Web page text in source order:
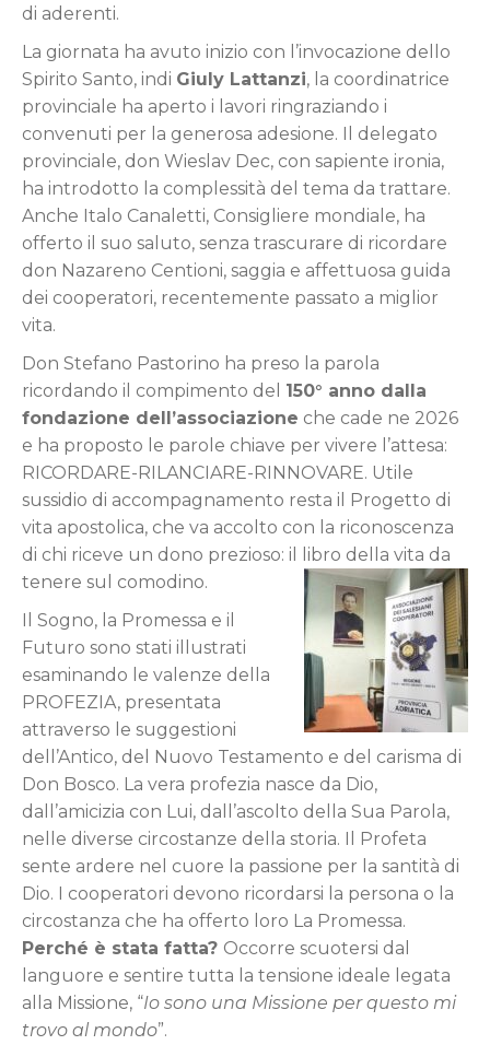
di aderenti.
La giornata ha avuto inizio con l’invocazione dello
Spirito Santo, indi Giuly Lattanzi, la coordinatrice
provinciale ha aperto i lavori ringraziando i
convenuti per la generosa adesione. Il delegato
provinciale, don Wieslav Dec, con sapiente ironia,
ha introdotto la complessità del tema da trattare.
Anche Italo Canaletti, Consigliere mondiale, ha
offerto il suo saluto, senza trascurare di ricordare
don Nazareno Centioni, saggia e affettuosa guida
dei cooperatori, recentemente passato a miglior
vita.
Don Stefano Pastorino ha preso la parola
ricordando il compimento del 150° anno dalla
fondazione dell’associazione che cade ne 2026
e ha proposto le parole chiave per vivere l’attesa:
RICORDARE-RILANCIARE-RINNOVARE. Utile
sussidio di accompagnamento resta il Progetto di
vita apostolica, che va accolto con la riconoscenza
di chi riceve un dono prezioso: il libro della vita da
tenere sul comodino.
Il Sogno, la Promessa e il
Futuro sono stati illustrati
esaminando le valenze della
PROFEZIA, presentata
attraverso le suggestioni
dell’Antico, del Nuovo Testamento e del carisma di
Don Bosco. La vera profezia nasce da Dio,
dall’amicizia con Lui, dall’ascolto della Sua Parola,
nelle diverse circostanze della storia. Il Profeta
sente ardere nel cuore la passione per la santità di
Dio. I cooperatori devono ricordarsi la persona o la
circostanza che ha offerto loro La Promessa.
Perché è stata fatta? Occorre scuotersi dal
languore e sentire tutta la tensione ideale legata
alla Missione, “Io sono una Missione per questo mi
trovo al mondo”.